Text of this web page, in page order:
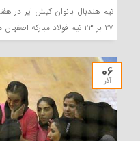
تیم هندبال بانوان کیش ایر در
۲۷ بر ۲۳ تیم فولاد مبارکه اصفهان میهمان خود را شکست دهد.
06
آذر